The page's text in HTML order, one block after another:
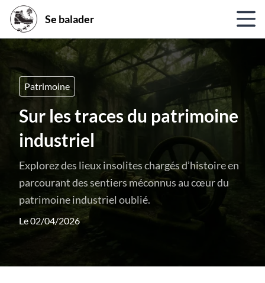
Se balader
Patrimoine
Sur les traces du patrimoine
industriel
Explorez des lieux insolites chargés d’histoire en
parcourant des sentiers méconnus au cœur du
patrimoine industriel oublié.
Le 02/04/2026